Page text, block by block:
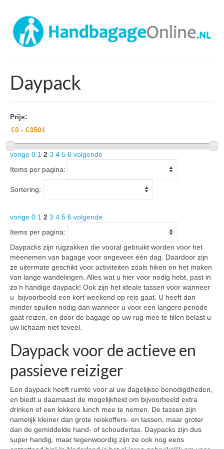
Daypack
Prijs:
vorige 0 1 2 3 4 5 6 volgende
Items per pagina:
Sortering:
vorige 0 1 2 3 4 5 6 volgende
Items per pagina:
Daypacks zijn rugzakken die vooral gebruikt worden voor het
meenemen van bagage voor ongeveer één dag. Daardoor zijn
ze uitermate geschikt voor activiteiten zoals hiken en het maken
van lange wandelingen. Alles wat u hier voor nodig hebt, past in
zo’n handige daypack! Ook zijn het ideale tassen voor wanneer
u bijvoorbeeld een kort weekend op reis gaat. U heeft dan
minder spullen nodig dan wanneer u voor een langere periode
gaat reizen, en door de bagage op uw rug mee te tillen belast u
uw lichaam niet teveel.
Daypack voor de actieve en
passieve reiziger
Een daypack heeft ruimte voor al uw dagelijkse benodigdheden,
en biedt u daarnaast de mogelijkheid om bijvoorbeeld extra
drinken of een lekkere lunch mee te nemen. De tassen zijn
namelijk kleiner dan grote reiskoffers- en tassen, maar groter
dan de gemiddelde hand- of schoudertas. Daypacks zijn dus
super handig, maar tegenwoordig zijn ze ook nog eens